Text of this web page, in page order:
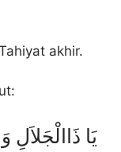
akhir.
يَا